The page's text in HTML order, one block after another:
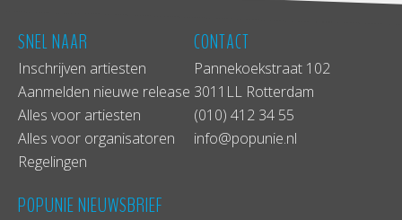
SNEL NAAR
Inschrijven artiesten
Aanmelden nieuwe release
Alles voor artiesten
Alles voor organisatoren
Regelingen
CONTACT
Pannekoekstraat 102
3011LL Rotterdam
(010) 412 34 55
info@popunie.nl
POPUNIE NIEUWSBRIEF